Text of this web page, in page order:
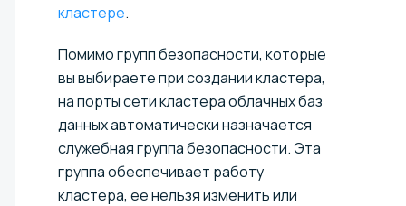
кластере.
Помимо групп безопасности, которые
вы выбираете при создании кластера,
на порты сети кластера облачных баз
данных автоматически назначается
служебная группа безопасности. Эта
группа обеспечивает работу
кластера, ее нельзя изменить или